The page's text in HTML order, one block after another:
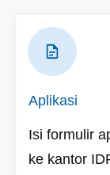
Aplikasi
Isi formulir
ke kantor